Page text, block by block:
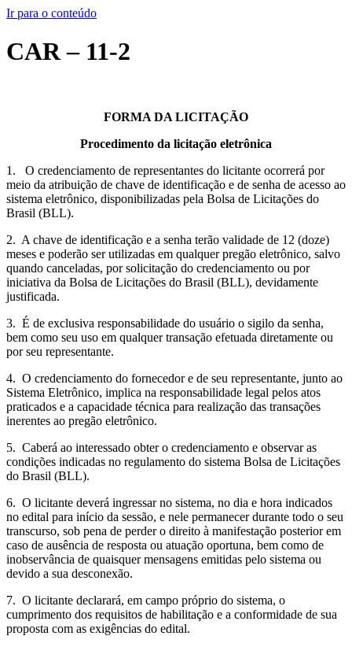
Ir para o conteúdo
CAR – 11-2
FORMA DA LICITAÇÃO
Procedimento da licitação eletrônica
1. O credenciamento de representantes do licitante ocorrerá por
meio da atribuição de chave de identificação e de senha de acesso ao
sistema eletrônico, disponibilizadas pela Bolsa de Licitações do
Brasil (BLL).
2. A chave de identificação e a senha terão validade de 12 (doze)
meses e poderão ser utilizadas em qualquer pregão eletrônico, salvo
quando canceladas, por solicitação do credenciamento ou por
iniciativa da Bolsa de Licitações do Brasil (BLL), devidamente
justificada.
3. É de exclusiva responsabilidade do usuário o sigilo da senha,
bem como seu uso em qualquer transação efetuada diretamente ou
por seu representante.
4. O credenciamento do fornecedor e de seu representante, junto ao
Sistema Eletrônico, implica na responsabilidade legal pelos atos
praticados e a capacidade técnica para realização das transações
inerentes ao pregão eletrônico.
5. Caberá ao interessado obter o credenciamento e observar as
condições indicadas no regulamento do sistema Bolsa de Licitações
do Brasil (BLL).
6. O licitante deverá ingressar no sistema, no dia e hora indicados
no edital para início da sessão, e nele permanecer durante todo o seu
transcurso, sob pena de perder o direito à manifestação posterior em
caso de ausência de resposta ou atuação oportuna, bem como de
inobservância de quaisquer mensagens emitidas pelo sistema ou
devido a sua desconexão.
7. O licitante declarará, em campo próprio do sistema, o
cumprimento dos requisitos de habilitação e a conformidade de sua
proposta com as exigências do edital.